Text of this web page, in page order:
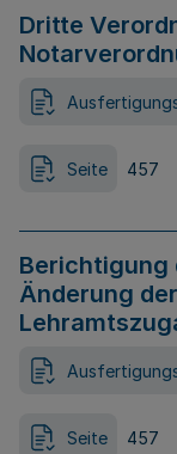
Dritte
Seite 457
Berichtigung
Änderung der
Seite 457